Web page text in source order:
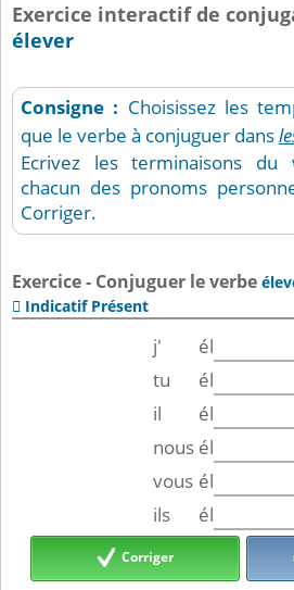
Exercice interactif de
élever
Consigne : Choisissez les
que le verbe à conjuguer dans
Ecrivez les terminaisons
chacun des pronoms
Corriger.
Exercice - Conjuguer le verbe
 Indicatif Présent
j'
él
tu
él
il
él
nous él
vous él
ils
él
Corriger